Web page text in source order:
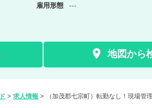
雇用形態
---
 地図から
> 求人情報 > （加茂郡七宗町）転勤なし！現場管